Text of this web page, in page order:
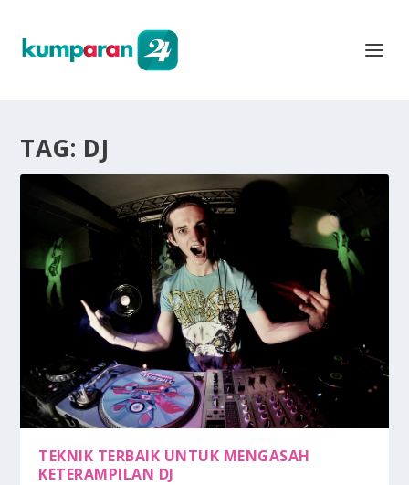
TAG: DJ
TEKNIK TERBAIK UNTUK MENGASAH
KETERAMPILAN DJ